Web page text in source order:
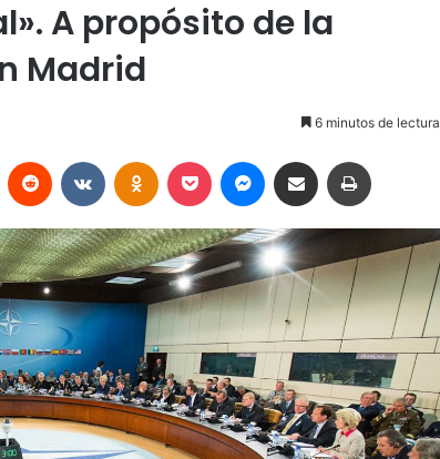
A propósito de la
Madrid
6 minutos de lectura
Pinterest Reddit VKontakteOdnoklassniki
Pocket Messenger
Compartir vía Email